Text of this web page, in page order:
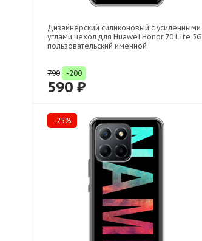
Дизайнерский силиконовый с усиленными
углами чехол для Huawei Honor 70 Lite 5G
пользовательский именной
790 -200
590 ₽
-25%